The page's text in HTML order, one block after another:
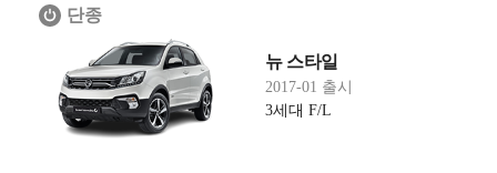
단종
뉴 스타일
2017-01 출시
3세대 F/L